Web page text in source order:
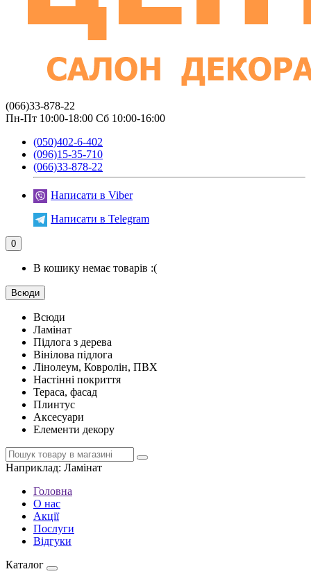
(066)33-878-22
Пн-Пт 10:00-18:00 Сб 10:00-16:00
(050)402-6-402
(096)15-35-710
(066)33-878-22
Написати в Viber
Написати в Telegram
0
В кошику немає товарів :(
Всюди
Всюди
Ламінат
Підлога з дерева
Вінілова підлога
Лінолеум, Ковролін, ПВХ
Настінні покриття
Тераса, фасад
Плинтус
Аксесуари
Елементи декору
Наприклад: Ламінат
Головна
О нас
Акції
Послуги
Відгуки
Каталог